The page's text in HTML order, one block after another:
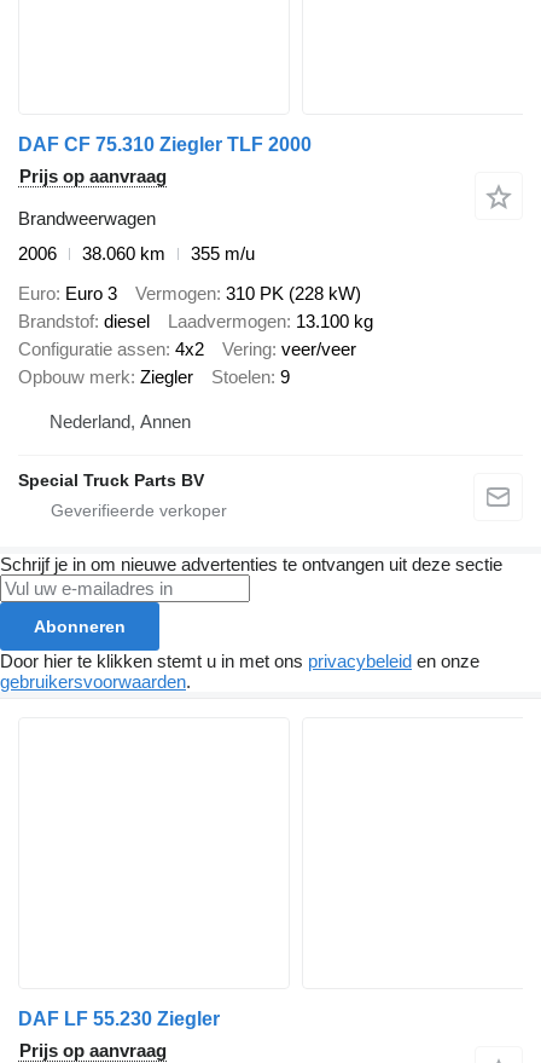
DAF CF 75.310 Ziegler TLF 2000
Prijs op aanvraag
Brandweerwagen
2006
38.060 km
355 m/u
Euro Euro 3 Vermogen 310 PK (228 kW)
Brandstof diesel Laadvermogen 13.100 kg
Configuratie assen 4x2 Vering veer/veer
Opbouw merk Ziegler Stoelen 9
Nederland, Annen
Special Truck Parts BV
Schrijf je in om nieuwe advertenties te ontvangen uit deze sectie
Abonneren
Door hier te klikken stemt u in met ons privacybeleid en onze
gebruikersvoorwaarden.
DAF LF 55.230 Ziegler
Prijs op aanvraag